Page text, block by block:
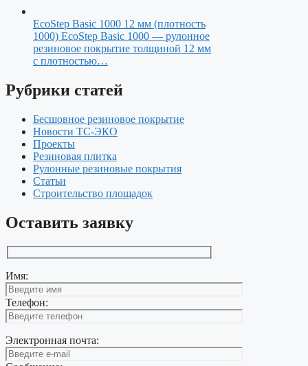
EcoStep Basic 1000 12 мм (плотность
1000) EcoStep Basic 1000 — рулонное
резиновое покрытие толщиной 12 мм
с плотностью…
Рубрики статей
Бесшовное резиновое покрытие
Новости ТС-ЭКО
Проекты
Резиновая плитка
Рулонные резиновые покрытия
Статьи
Строительство площадок
Оставить заявку
Имя:
Телефон:
Электронная почта: